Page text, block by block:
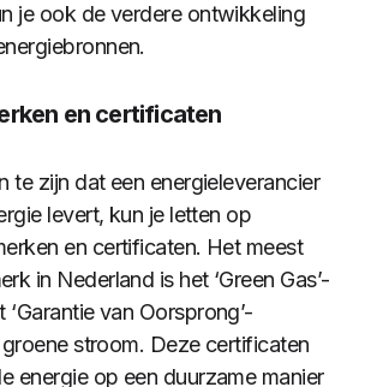
je ook de verdere ontwikkeling
en certificaten
te zijn dat een energieleverancier
levert, kun je letten op
en certificaten. Het meest
in Nederland is het ‘Green Gas’-
‘Garantie van Oorsprong’-
stroom. Deze certificaten
energie op een duurzame manier